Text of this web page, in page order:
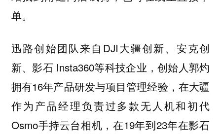
单。
迅路创始团队来自DJI大疆创新、安克创
新、影石 Insta360等科技企业，创始人郭灼
拥有16年产品研发与项目管理经验，在大疆
作为产品经理负责过多款无人机和初代
Osmo手持云台相机，在19年到23年在影石